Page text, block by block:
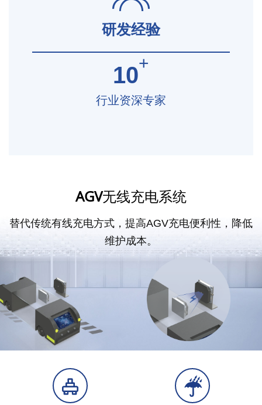
研发经验
10+
行业资深专家
AGV无线充电系统
替代传统有线充电方式，提高AGV充电便利性，降低
维护成本。